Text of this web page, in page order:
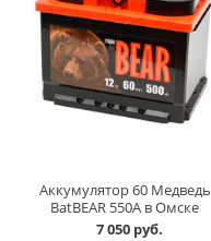
Аккумулятор 60 Медведь
BatBEAR 550А в Омске
7 050 руб.